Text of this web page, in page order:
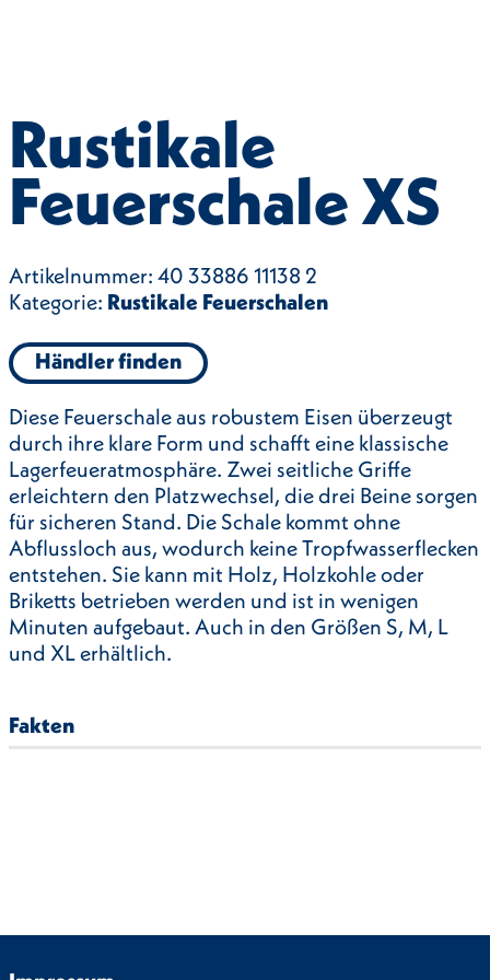
Rustikale
Feuerschale XS
Artikelnummer: 40 33886 11138 2
Kategorie: Rustikale Feuerschalen
Händler finden
Diese Feuerschale aus robustem Eisen überzeugt
durch ihre klare Form und schafft eine klassische
Lagerfeueratmosphäre. Zwei seitliche Griffe
erleichtern den Platzwechsel, die drei Beine sorgen
für sicheren Stand. Die Schale kommt ohne
Abflussloch aus, wodurch keine Tropfwasserflecken
entstehen. Sie kann mit Holz, Holzkohle oder
Briketts betrieben werden und ist in wenigen
Minuten aufgebaut. Auch in den Größen S, M, L
und XL erhältlich.
Fakten